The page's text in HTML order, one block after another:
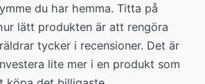
du har hemma. Titta på
lätt produkten är att rengöra
tycker i recensioner. Det är
lite mer i en produkt som